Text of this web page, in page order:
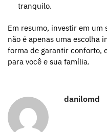
tranquilo.
Em resumo, investir em
não é apenas uma escolha
forma de garantir conforto,
para você e sua família.
danilomd